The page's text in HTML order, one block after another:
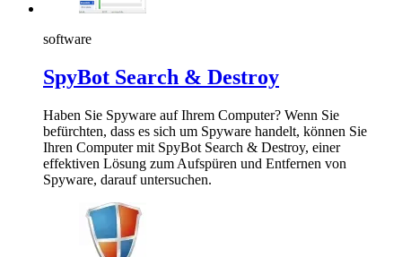
software
SpyBot Search & Destroy
Haben Sie Spyware auf Ihrem Computer? Wenn Sie
befürchten, dass es sich um Spyware handelt, können Sie
Ihren Computer mit SpyBot Search & Destroy, einer
effektiven Lösung zum Aufspüren und Entfernen von
Spyware, darauf untersuchen.